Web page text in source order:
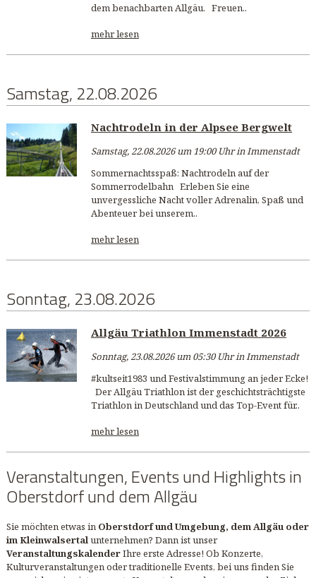
dem benachbarten Allgäu. Freuen..
mehr lesen
Samstag, 22.08.2026
Nachtrodeln in der Alpsee Bergwelt
Samstag, 22.08.2026 um 19:00 Uhr in Immenstadt
Sommernachtsspaß: Nachtrodeln auf der
Sommerrodelbahn Erleben Sie eine
unvergessliche Nacht voller Adrenalin, Spaß und
Abenteuer bei unserem..
mehr lesen
Sonntag, 23.08.2026
Allgäu Triathlon Immenstadt 2026
Sonntag, 23.08.2026 um 05:30 Uhr in Immenstadt
#kultseit1983 und Festivalstimmung an jeder Ecke!
Der Allgäu Triathlon ist der geschichtsträchtigste
Triathlon in Deutschland und das Top-Event für..
mehr lesen
Veranstaltungen, Events und Highlights in
Oberstdorf und dem Allgäu
Sie möchten etwas in Oberstdorf und Umgebung, dem Allgäu oder
im Kleinwalsertalunternehmen? Dann ist unser
VeranstaltungskalenderIhre erste Adresse! Ob Konzerte,
Kulturveranstaltungen oder traditionelle Events, bei uns finden Sie